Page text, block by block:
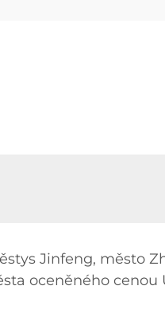
Jinfeng, město
oceněného cenou